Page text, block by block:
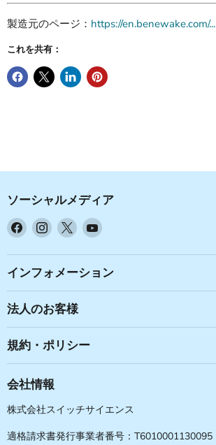
製造元のページ： https://en.benewake.com/...
これを共有：
ソーシャルメディア
Facebook
見
つ
て
く
さ
い
Instagram
見
つ
て
く
さ
い
X
見
つ
て
く
さ
い
YouTube
見
つ
い
インフォメーション
法人のお客様
規約・ポリシー
会社情報
株式会社スイッチサイエンス
適格請求書発行事業者番号：T6010001130095